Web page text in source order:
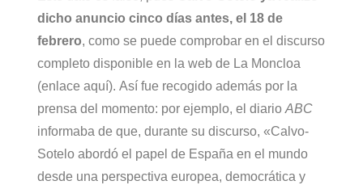
dicho anuncio cinco días antes, el 18 de
febrero, como se puede comprobar en el discurso
completo disponible en la web de La Moncloa
(enlace aquí). Así fue recogido además por la
prensa del momento: por ejemplo, el diario ABC
informaba de que, durante su discurso, «Calvo-
Sotelo abordó el papel de España en el mundo
desde una perspectiva europea, democrática y